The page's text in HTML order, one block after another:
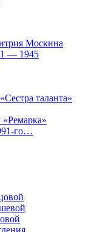
Москина
— 1945
таланта»
го…